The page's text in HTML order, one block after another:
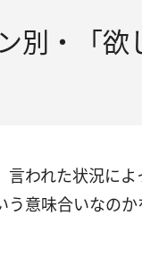
・「欲
われた状況に
意味合いなのか